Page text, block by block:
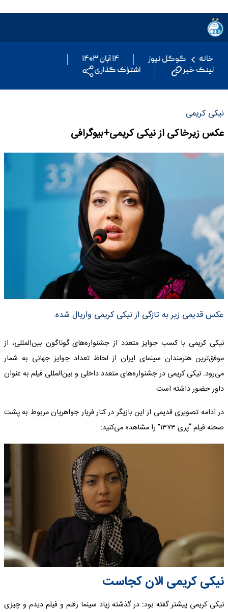
خانه گوگل نیوز
۱۴ آبان ۱۴۰۳
لینک خبر
اشتراک گذاری
نیکی کریمی
عکس زیرخاکی از نیکی کریمی+بیوگرافی
عکس قدیمی زیر به تازگی از نیکی کریمی واریال شده.
نیکی کریمی با کسب جوایز متعدد از جشنواره‌های گوناگون بین‌المللی، از
موفق‌ترین هنرمندان سینمای ایران از لحاظ تعداد جوایز جهانی به شمار
می‌رود. نیکی کریمی در جشنواره‌های متعدد داخلی و بین‌المللی فیلم به عنوان
داور حضور داشته است.
در ادامه تصویری قدیمی از این بازیگر در کنار فریار جواهریان مربوط به پشت
صحنه فیلم “پری ۱۳۷۳” را مشاهده می‌کنید:
نیکی کریمی الان کجاست
نیکی کریمی پیشتر گفته بود: در گذشته زیاد سینما رفتم و فیلم دیدم و چیزی